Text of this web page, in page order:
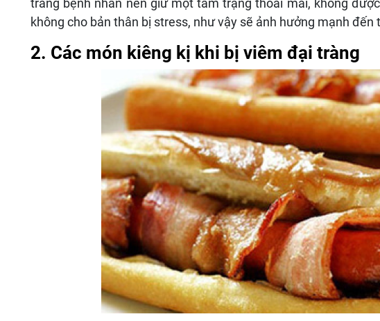
tràng bệnh nhân nên giữ một tâm trạng thoải mái, không
không cho bản thân bị stress, như vậy sẽ ảnh hưởng mạnh
2. Các món kiêng kị khi bị viêm đại tràng